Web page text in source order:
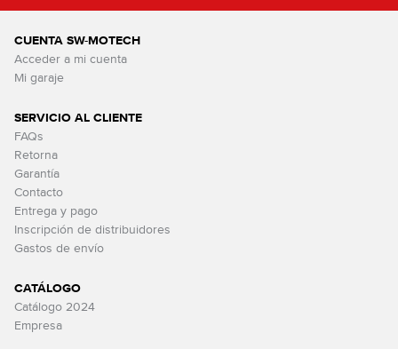
CUENTA SW-MOTECH
Acceder a mi cuenta
Mi garaje
SERVICIO AL CLIENTE
FAQs
Retorna
Garantía
Contacto
Entrega y pago
Inscripción de distribuidores
Gastos de envío
CATÁLOGO
Catálogo 2024
Empresa